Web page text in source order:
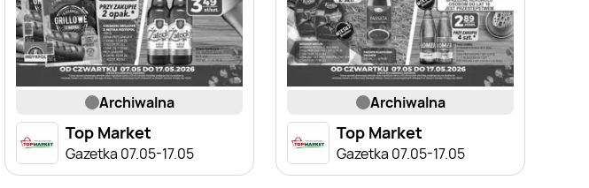
archiwalna
Top Market
Gazetka 07.05-17.05
archiwalna
Top Market
Gazetka 07.05-17.05